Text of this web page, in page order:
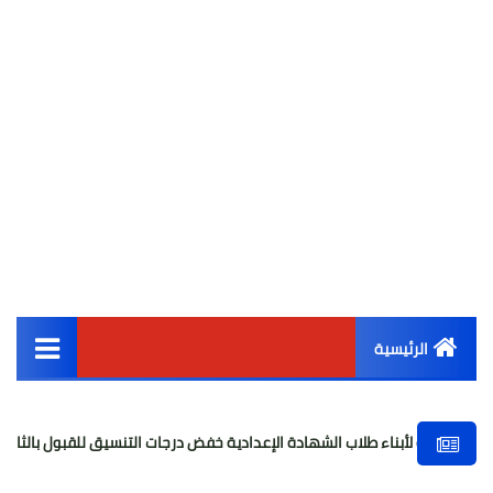
الرئيسية
أخبار مصر
طلاب الشهادة الإعدادية خفض درجات التنسيق للقبول بالثانوي العام